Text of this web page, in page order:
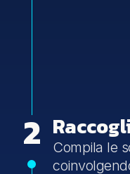
2
Compila le